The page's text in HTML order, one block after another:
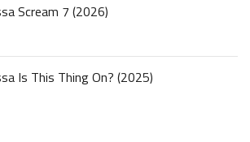
Scream 7 (2026)
Is This Thing On? (2025)